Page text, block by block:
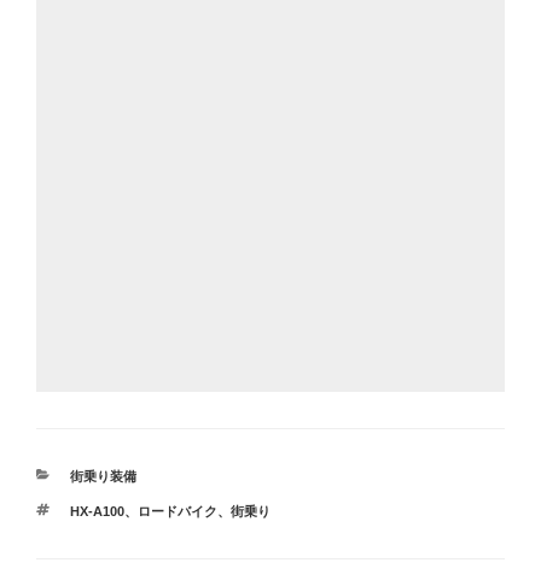
カ
ゴ
街乗り装備
タ
HX-A100、 ロードバイク、 街乗り